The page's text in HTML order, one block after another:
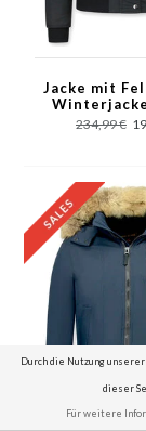
Jacke mit
Kurz -
234,99 €
Durch die Nutzung
dieser
Für weitere